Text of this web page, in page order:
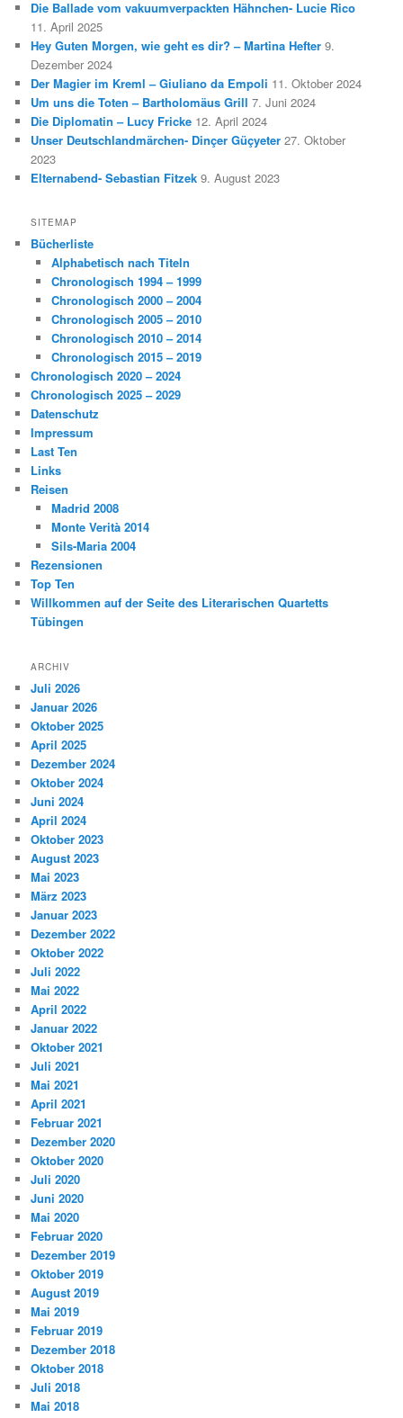
Die Ballade vom vakuumverpackten Hähnchen- Lucie Rico
11. April 2025
Hey Guten Morgen, wie geht es dir? – Martina Hefter 9.
Dezember 2024
Der Magier im Kreml – Giuliano da Empoli 11. Oktober 2024
Um uns die Toten – Bartholomäus Grill 7. Juni 2024
Die Diplomatin – Lucy Fricke 12. April 2024
Unser Deutschlandmärchen- Dinçer Güçyeter 27. Oktober
2023
Elternabend- Sebastian Fitzek 9. August 2023
SITEMAP
Bücherliste
Alphabetisch nach Titeln
Chronologisch 1994 – 1999
Chronologisch 2000 – 2004
Chronologisch 2005 – 2010
Chronologisch 2010 – 2014
Chronologisch 2015 – 2019
Chronologisch 2020 – 2024
Chronologisch 2025 – 2029
Datenschutz
Impressum
Last Ten
Links
Reisen
Madrid 2008
Monte Verità 2014
Sils-Maria 2004
Rezensionen
Top Ten
Willkommen auf der Seite des Literarischen Quartetts
Tübingen
ARCHIV
Juli 2026
Januar 2026
Oktober 2025
April 2025
Dezember 2024
Oktober 2024
Juni 2024
April 2024
Oktober 2023
August 2023
Mai 2023
März 2023
Januar 2023
Dezember 2022
Oktober 2022
Juli 2022
Mai 2022
April 2022
Januar 2022
Oktober 2021
Juli 2021
Mai 2021
April 2021
Februar 2021
Dezember 2020
Oktober 2020
Juli 2020
Juni 2020
Mai 2020
Februar 2020
Dezember 2019
Oktober 2019
August 2019
Mai 2019
Februar 2019
Dezember 2018
Oktober 2018
Juli 2018
Mai 2018